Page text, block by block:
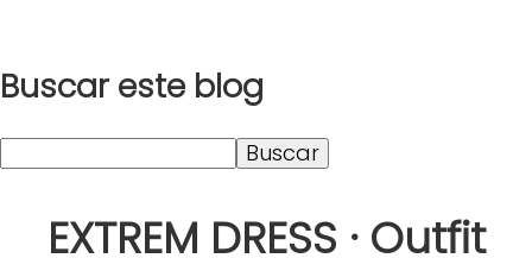
Buscar este blog
EXTREM DRESS · Outfit